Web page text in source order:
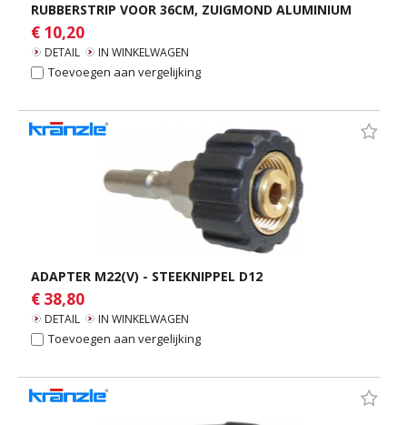
RUBBERSTRIP VOOR 36CM, ZUIGMOND ALUMINIUM
€ 10,20
DETAIL IN WINKELWAGEN
Toevoegen aan vergelijking
ADAPTER M22(V) - STEEKNIPPEL D12
€ 38,80
DETAIL IN WINKELWAGEN
Toevoegen aan vergelijking